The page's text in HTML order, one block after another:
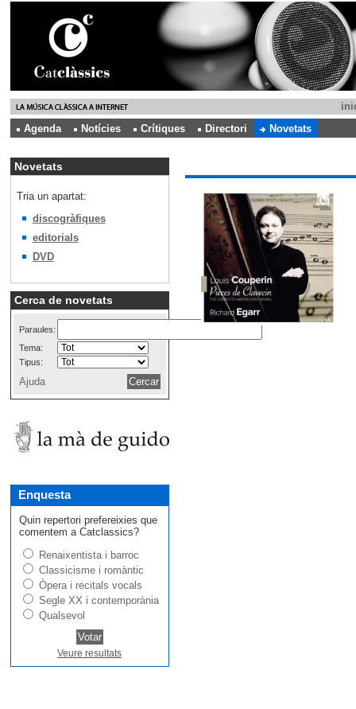
Agenda
Notícies Crítiques Directori Novetats
Novetats
Tria un apartat:
discogràfiques
editorials
DVD
Cerca de novetats
Paraules:
Tema:
Tipus:
Ajuda
Enquesta
Quin repertori prefereixies que
comentem a Catclassics?
Renaixentista i barroc
Classicisme i romàntic
Òpera i recitals vocals
Segle XX i contemporània
Qualsevol
Veure resultats